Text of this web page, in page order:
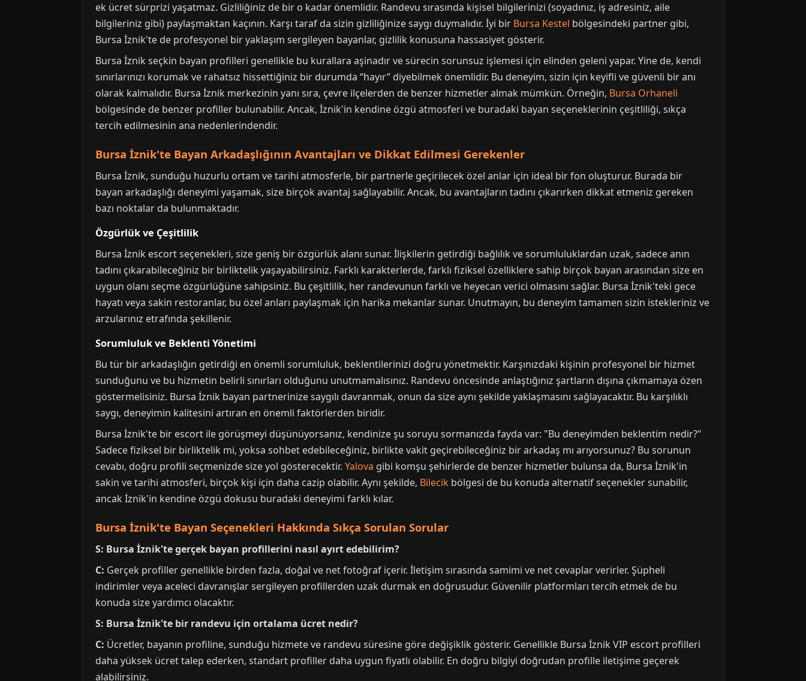
ek ücret sürprizi yaşatmaz. Gizliliğiniz de bir o kadar önemlidir. Randevu sırasında kişisel bilgilerinizi (soyadınız, iş adresiniz, aile
bilgileriniz gibi) paylaşmaktan kaçının. Karşı taraf da sizin gizliliğinize saygı duymalıdır. İyi bir Bursa Kestel bölgesindeki partner gibi,
Bursa İznik'te de profesyonel bir yaklaşım sergileyen bayanlar, gizlilik konusuna hassasiyet gösterir.
Bursa İznik seçkin bayan profilleri genellikle bu kurallara aşinadır ve sürecin sorunsuz işlemesi için elinden geleni yapar. Yine de, kendi
sınırlarınızı korumak ve rahatsız hissettiğiniz bir durumda “hayır” diyebilmek önemlidir. Bu deneyim, sizin için keyifli ve güvenli bir anı
olarak kalmalıdır. Bursa İznik merkezinin yanı sıra, çevre ilçelerden de benzer hizmetler almak mümkün. Örneğin, Bursa Orhaneli
bölgesinde de benzer profiller bulunabilir. Ancak, İznik'in kendine özgü atmosferi ve buradaki bayan seçeneklerinin çeşitliliği, sıkça
tercih edilmesinin ana nedenlerindendir.
Bursa İznik'te Bayan Arkadaşlığının Avantajları ve Dikkat Edilmesi Gerekenler
Bursa İznik, sunduğu huzurlu ortam ve tarihi atmosferle, bir partnerle geçirilecek özel anlar için ideal bir fon oluşturur. Burada bir
bayan arkadaşlığı deneyimi yaşamak, size birçok avantaj sağlayabilir. Ancak, bu avantajların tadını çıkarırken dikkat etmeniz gereken
bazı noktalar da bulunmaktadır.
Özgürlük ve Çeşitlilik
Bursa İznik escort seçenekleri, size geniş bir özgürlük alanı sunar. İlişkilerin getirdiği bağlılık ve sorumluluklardan uzak, sadece anın
tadını çıkarabileceğiniz bir birliktelik yaşayabilirsiniz. Farklı karakterlerde, farklı fiziksel özelliklere sahip birçok bayan arasından size en
uygun olanı seçme özgürlüğüne sahipsiniz. Bu çeşitlilik, her randevunun farklı ve heyecan verici olmasını sağlar. Bursa İznik'teki gece
hayatı veya sakin restoranlar, bu özel anları paylaşmak için harika mekanlar sunar. Unutmayın, bu deneyim tamamen sizin istekleriniz ve
arzularınız etrafında şekillenir.
Sorumluluk ve Beklenti Yönetimi
Bu tür bir arkadaşlığın getirdiği en önemli sorumluluk, beklentilerinizi doğru yönetmektir. Karşınızdaki kişinin profesyonel bir hizmet
sunduğunu ve bu hizmetin belirli sınırları olduğunu unutmamalısınız. Randevu öncesinde anlaştığınız şartların dışına çıkmamaya özen
göstermelisiniz. Bursa İznik bayan partnerinize saygılı davranmak, onun da size aynı şekilde yaklaşmasını sağlayacaktır. Bu karşılıklı
saygı, deneyimin kalitesini artıran en önemli faktörlerden biridir.
Bursa İznik'te bir escort ile görüşmeyi düşünüyorsanız, kendinize şu soruyu sormanızda fayda var: "Bu deneyimden beklentim nedir?"
Sadece fiziksel bir birliktelik mi, yoksa sohbet edebileceğiniz, birlikte vakit geçirebileceğiniz bir arkadaş mı arıyorsunuz? Bu sorunun
cevabı, doğru profili seçmenizde size yol gösterecektir. Yalova gibi komşu şehirlerde de benzer hizmetler bulunsa da, Bursa İznik'in
sakin ve tarihi atmosferi, birçok kişi için daha cazip olabilir. Aynı şekilde, Bilecik bölgesi de bu konuda alternatif seçenekler sunabilir,
ancak İznik'in kendine özgü dokusu buradaki deneyimi farklı kılar.
Bursa İznik'te Bayan Seçenekleri Hakkında Sıkça Sorulan Sorular
S: Bursa İznik'te gerçek bayan profillerini nasıl ayırt edebilirim?
C: Gerçek profiller genellikle birden fazla, doğal ve net fotoğraf içerir. İletişim sırasında samimi ve net cevaplar verirler. Şüpheli
indirimler veya aceleci davranışlar sergileyen profillerden uzak durmak en doğrusudur. Güvenilir platformları tercih etmek de bu
konuda size yardımcı olacaktır.
S: Bursa İznik'te bir randevu için ortalama ücret nedir?
C: Ücretler, bayanın profiline, sunduğu hizmete ve randevu süresine göre değişiklik gösterir. Genellikle Bursa İznik VIP escort profilleri
daha yüksek ücret talep ederken, standart profiller daha uygun fiyatlı olabilir. En doğru bilgiyi doğrudan profille iletişime geçerek
alabilirsiniz.